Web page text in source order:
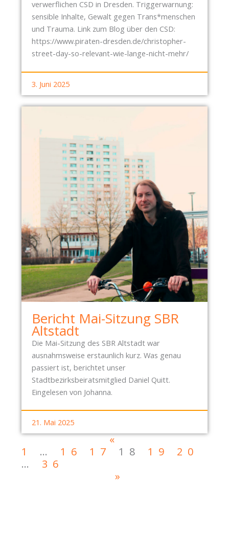
verwerflichen CSD in Dresden. Triggerwarnung:
sensible Inhalte, Gewalt gegen Trans*menschen
und Trauma. Link zum Blog über den CSD:
https://www.piraten-dresden.de/christopher-
street-day-so-relevant-wie-lange-nicht-mehr/
3. Juni 2025
Bericht Mai-Sitzung SBR
Altstadt
Die Mai-Sitzung des SBR Altstadt war
ausnahmsweise erstaunlich kurz. Was genau
passiert ist, berichtet unser
Stadtbezirksbeiratsmitglied Daniel Quitt.
Eingelesen von Johanna.
21. Mai 2025
«
1
… 16 17 18 19
20
…
36
»